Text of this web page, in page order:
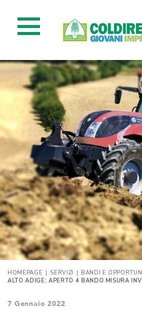
HOMEPAGE | SERVIZI | BANDI E
ALTO ADIGE: APERTO 4 BANDO MISURA
7 Gennaio 2022